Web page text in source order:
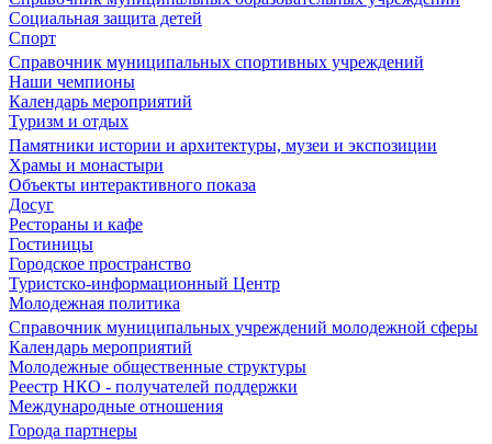
Социальная защита детей
Спорт
Справочник муниципальных спортивных учреждений
Наши чемпионы
Календарь мероприятий
Туризм и отдых
Памятники истории и архитектуры, музеи и экспозиции
Храмы и монастыри
Объекты интерактивного показа
Досуг
Рестораны и кафе
Гостиницы
Городское пространство
Туристско-информационный Центр
Молодежная политика
Справочник муниципальных учреждений молодежной сферы
Календарь мероприятий
Молодежные общественные структуры
Реестр НКО - получателей поддержки
Международные отношения
Города партнеры